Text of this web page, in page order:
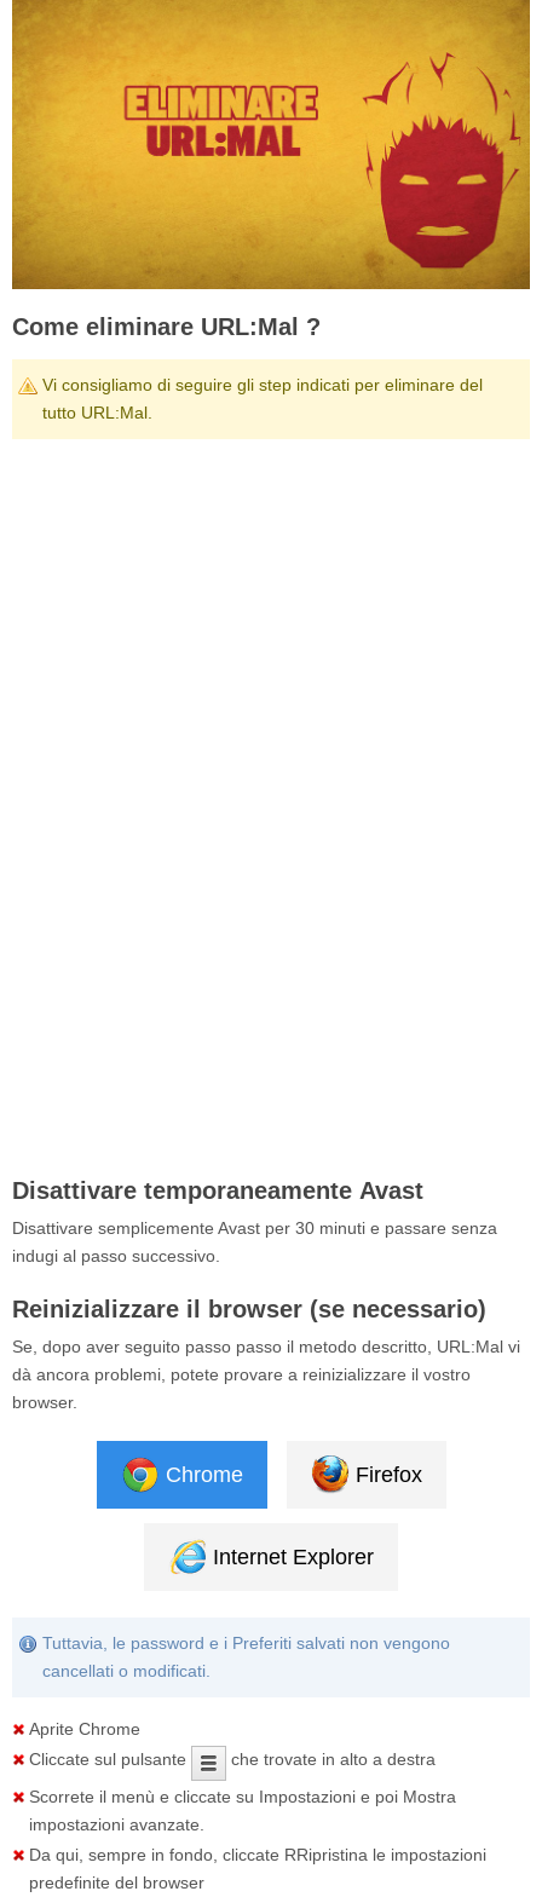
Come eliminare URL:Mal ?
Vi consigliamo di seguire gli step indicati per eliminare del
tutto URL:Mal.
Disattivare temporaneamente Avast
Disattivare semplicemente Avast per 30 minuti e passare senza
indugi al passo successivo.
Reinizializzare il browser (se necessario)
Se, dopo aver seguito passo passo il metodo descritto, URL:Mal vi
dà ancora problemi, potete provare a reinizializzare il vostro
browser.
Chrome Firefox
Internet Explorer
Tuttavia, le password e i Preferiti salvati non vengono
cancellati o modificati.
Aprite Chrome
Cliccate sul pulsante
che trovate in alto a destra
Scorrete il menù e cliccate su Impostazioni e poi Mostra
impostazioni avanzate
Da qui, sempre in fondo, cliccate RRipristina le impostazioni
predefinite del browser